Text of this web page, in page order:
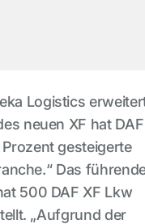
Logistics
neuen XF hat DAF
gesteigerte
Das
500 DAF XF Lkw
„Aufgrund der